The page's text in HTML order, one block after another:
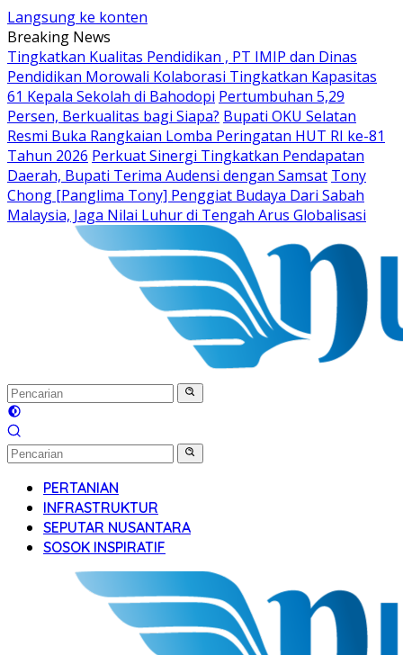
Langsung ke konten
Breaking News
Tingkatkan Kualitas Pendidikan , PT IMIP dan Dinas
Pendidikan Morowali Kolaborasi Tingkatkan Kapasitas
61 Kepala Sekolah di Bahodopi Pertumbuhan 5,29
Persen, Berkualitas bagi Siapa? Bupati OKU Selatan
Resmi Buka Rangkaian Lomba Peringatan HUT RI ke-81
Tahun 2026 Perkuat Sinergi Tingkatkan Pendapatan
Daerah, Bupati Terima Audensi dengan Samsat Tony
Chong [Panglima Tony] Penggiat Budaya Dari Sabah
Malaysia, Jaga Nilai Luhur di Tengah Arus Globalisasi
PERTANIAN
INFRASTRUKTUR
SEPUTAR NUSANTARA
SOSOK INSPIRATIF